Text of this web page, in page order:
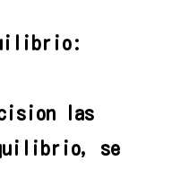
las
se